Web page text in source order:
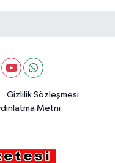
Gizlilik Sözleşmesi
Metni